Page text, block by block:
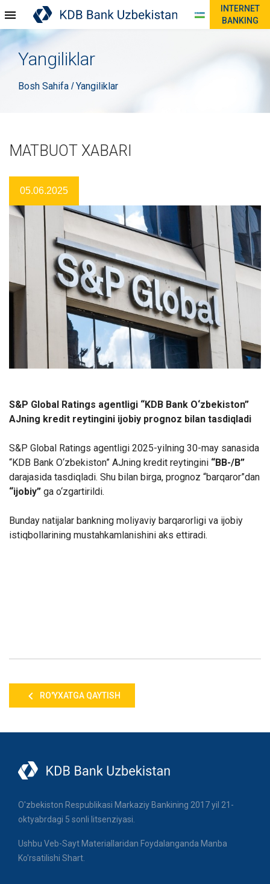
INTERNET
BANKING
Yangiliklar
Bosh Sahifa /Yangiliklar
MATBUOT XABARI
05.06.2025
S&P Global Ratings agentligi “KDB Bank O‘zbekiston”
AJning kredit reytingini ijobiy prognoz bilan tasdiqladi
S&P Global Ratings agentligi 2025-yilning 30-may sanasida
“KDB Bank O‘zbekiston” AJning kredit reytingini “BB-/B”
darajasida tasdiqladi. Shu bilan birga, prognoz “barqaror”dan
“ijobiy” ga o‘zgartirildi.
Bunday natijalar bankning moliyaviy barqarorligi va ijobiy
istiqbollarining mustahkamlanishini aks ettiradi.
RO'YXATGA QAYTISH
O'zbekiston Respublikasi Markaziy Bankining 2017 yil 21-
oktyabrdagi 5 sonli litsenziyasi.
Ushbu Veb-Sayt Materiallaridan Foydalanganda Manba
Ko'rsatilishi Shart.